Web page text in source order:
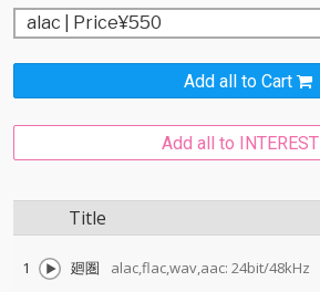
Add all to Cart
Add all to INTEREST
Title
1 廻圏 alac,flac,wav,aac: 24bit/48kHz